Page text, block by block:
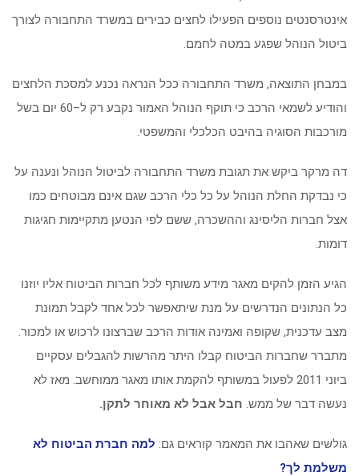
אינטרסנטים נוספים הפעילו לחצים כבירים במשרד התחבורה לצורך
ביטול הנוהל שפגע במטה לחמם.
במבחן התוצאה, משרד התחבורה ככל הנראה נכנע למסכת הלחצים
והודיע לשמאי הרכב כי תוקף הנוהל האמור נקבע רק ל–60 יום בשל
מורכבות הסוגיה בהיבט הכלכלי והמשפטי.
דה מרקר ביקש את תגובת משרד התחבורה לביטול הנוהל ונענה על
כי נבדקת החלת הנוהל על כל כלי הרכב שגם אינם מבוטחים כמו
אצל חברות הליסינג וההשכרה, ששם לפי הנטען מתקיימות חגיגות
דומות.
הגיע הזמן להקים מאגר מידע משותף לכל חברות הביטוח אליו יוזנו
כל הנתונים הנדרשים על מנת שיתאפשר לכל אחד לקבל תמונת
מצב עדכנית, שקופה ואמינה אודות הרכב שברצונו לרכוש או למכור.
מתברר שחברות הביטוח קבלו היתר מהרשות להגבלים עסקיים
ביוני 2011 לפעול במשותף להקמת אותו מאגר ממוחשב. מאז לא
נעשה דבר של ממש. חבל אבל לא מאוחר לתקן.
גולשים שאהבו את המאמר קוראים גם: למה חברת הביטוח לא
משלמת לך?